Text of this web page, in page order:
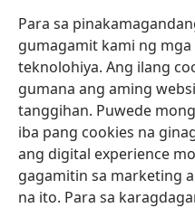
Para sa
gumagamit kami ng
teknolohiya. Ang ilang
gumana ang aming
tanggihan. Puwede
iba pang cookies na
ang digital experience
gagamitin sa marketing
na ito. Para sa
(may
na
bagong
window)
Watchtower ONLINE
(may
bubukas
na
bagong
window)
JW Hub ®
(may
bubukas
bagong
window)
JW Library ®
Watchtower Library®